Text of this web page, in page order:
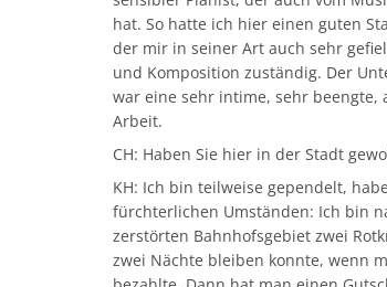
hat. So hatte ich hier einen guten
der mir in seiner Art auch sehr
und Komposition zuständig. Der
war eine sehr intime, sehr beengte,
Arbeit.
CH: Haben Sie hier in der Stadt
KH: Ich bin teilweise gependelt,
fürchterlichen Umständen: Ich bin
zerstörten Bahnhofsgebiet zwei
zwei Nächte bleiben konnte, wenn